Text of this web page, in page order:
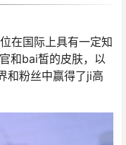
在国际上具有一定知
和bai皙的皮肤，以
和粉丝中赢得了ji高